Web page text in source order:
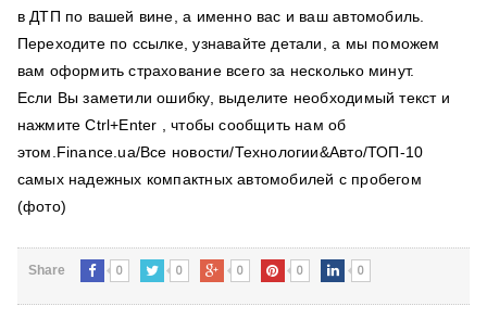
в ДТП по вашей вине, а именно вас и ваш автомобиль.
Переходите по ссылке, узнавайте детали, а мы поможем
вам оформить страхование всего за несколько минут.
Если Вы заметили ошибку, выделите необходимый текст и
нажмите Ctrl+Enter , чтобы сообщить нам об
этом.Finance.ua/Все новости/Технологии&Авто/ТОП-10
самых надежных компактных автомобилей с пробегом
(фото)
Share 0 0 0 0 0